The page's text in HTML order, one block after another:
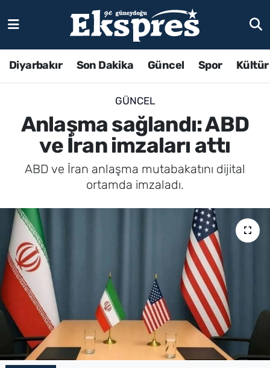
Diyarbakır Son Dakika Güncel Spor
GÜNCEL
Anlaşma sağlandı: ABD
ve İran imzaları attı
ABD ve İran anlaşma mutabakatını dijital
ortamda imzaladı.